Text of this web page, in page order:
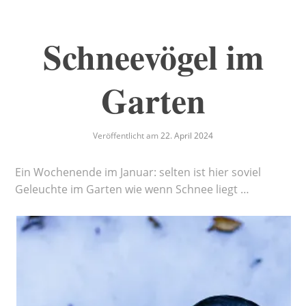
Schneevögel im
Garten
Veröffentlicht am 22. April 2024
Ein Wochenende im Januar: selten ist hier soviel
Geleuchte im Garten wie wenn Schnee liegt …